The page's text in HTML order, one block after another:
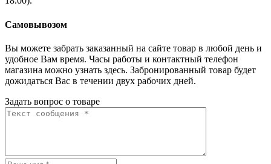
Самовывозом
Вы можете забрать заказанный на сайте товар в любой день и
удобное Вам время. Часы работы и контактный телефон
магазина можно узнать здесь. Забронированный товар будет
дожидаться Вас в течении двух рабочих дней.
Задать вопрос о товаре